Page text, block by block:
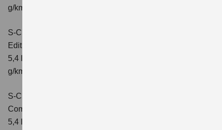
g/km; CO₂-Klasse: D
S-Cross 1.4 BOOSTERJET HYBRID
Edition
5,4 l/100 km; kombinierter Wert der CO2-Emission: 121
g/km; CO2-Klasse: D
S-Cross 1.4 BOOSTERJET HYBRID
Comfort
5,4 l/100 km; kombinierter Wert der CO2-Emission: 121